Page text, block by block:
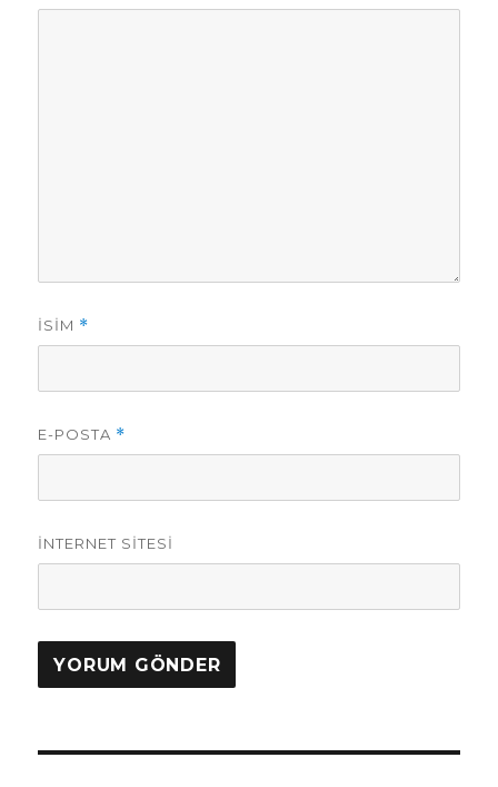
İSIM *
E-POSTA *
İNTERNET SITESI